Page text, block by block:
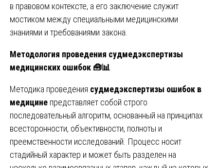
в правовом контексте, а его заключение служит
мостиком между специальными медицинскими
знаниями и требованиями закона.
Методология проведения судмедэкспертизы
медицинских ошибок 🧰📊
Методика проведения судмедэкспертизы ошибок в
медицине представляет собой строго
последовательный алгоритм, основанный на принципах
всесторонности, объективности, полноты и
преемственности исследований. Процесс носит
стадийный характер и может быть разделен на